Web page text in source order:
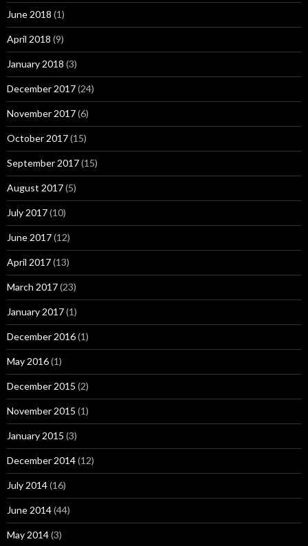
June 2018 (1)
April 2018 (9)
January 2018 (3)
December 2017(24)
November 2017(6)
October 2017(15)
September 2017(15)
August 2017(5)
July 2017(10)
June 2017(12)
April 2017(13)
March 2017(23)
January 2017(1)
December 2016(1)
May 2016(1)
December 2015 (2)
November 2015 (1)
January 2015 (3)
December 2014(12)
July 2014(16)
June 2014(44)
May 2014(3)